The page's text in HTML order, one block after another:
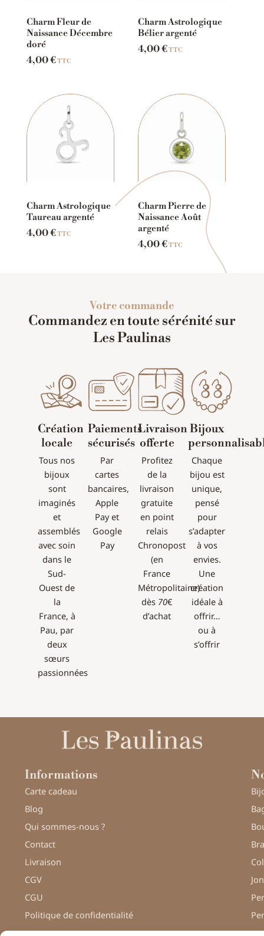
Charm Fleur de
Naissance Décembre
doré
4,00€TTC
Charm Astrologique
Bélier argenté
4,00€TTC
Charm Astrologique
Taureau argenté
4,00€TTC
Charm Pierre de
Naissance Août
argenté
4,00€TTC
Votre commande
Commandez en toute sérénité sur
Les Paulinas
Création
locale
Tous nos
bijoux
sont
imaginés
et
assemblés
avec soin
dans le
Sud-
Ouest de
la
France, à
Pau, par
deux
sœurs
passionnées
Paiements
sécurisés
Par
cartes
bancaires,
Apple
Pay et
Google
Pay
Livraison
offerte
Profitez
de la
livraison
gratuite
en point
relais
Chronopost
(en
France
Métropolitaine)
dès 70€
d’achat
Bijoux
Chaque
bijou est
unique,
pensé
pour
s’adapter
à vos
envies.
Une
création
idéale à
offrir…
ou à
s’offrir
Informations
Carte cadeau
Blog
Qui sommes-nous ?
Contact
Livraison
CGV
CGU
Politique de confidentialité